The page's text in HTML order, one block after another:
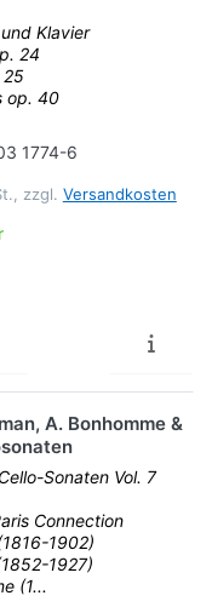
Klavier
24
op. 40
1774-6
zzgl. Versandkosten
A. Bonhomme &
Sonaten Vol. 7
Connection
1902)
1927)
(1...